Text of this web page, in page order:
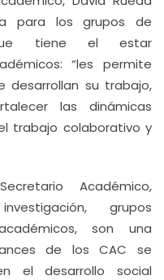
para los grupos de
que tiene el estar
“les permite
desarrollan su trabajo,
las dinámicas
trabajo colaborativo y
Académico,
grupos
son una
de los CAC se
el desarrollo social